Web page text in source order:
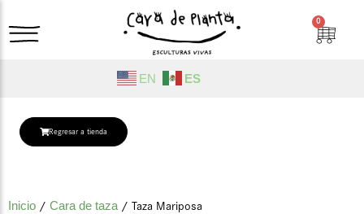
contenido
0
Cart
EN ES
Regresar a tienda
Inicio / Cara de taza/ Taza Mariposa